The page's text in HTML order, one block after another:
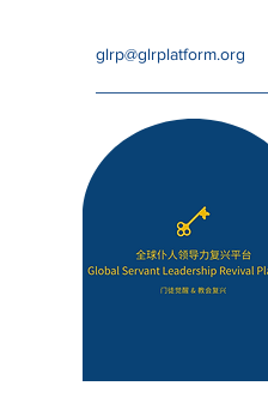
glrp@glrplatform.org